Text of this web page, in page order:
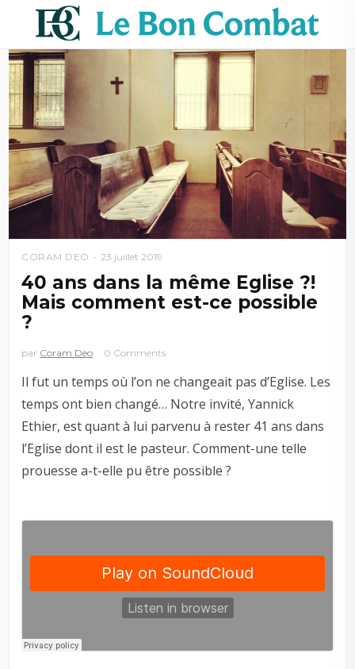
CORAM DEO 23 juillet 2019
40 ans dans la même Eglise ?!
Mais comment est-ce possible
?
par Coram Deo 0 Comments
Il fut un temps où l’on ne changeait pas d’Eglise. Les
temps ont bien changé… Notre invité, Yannick
Ethier, est quant à lui parvenu à rester 41 ans dans
l’Eglise dont il est le pasteur. Comment-une telle
prouesse a-t-elle pu être possible ?